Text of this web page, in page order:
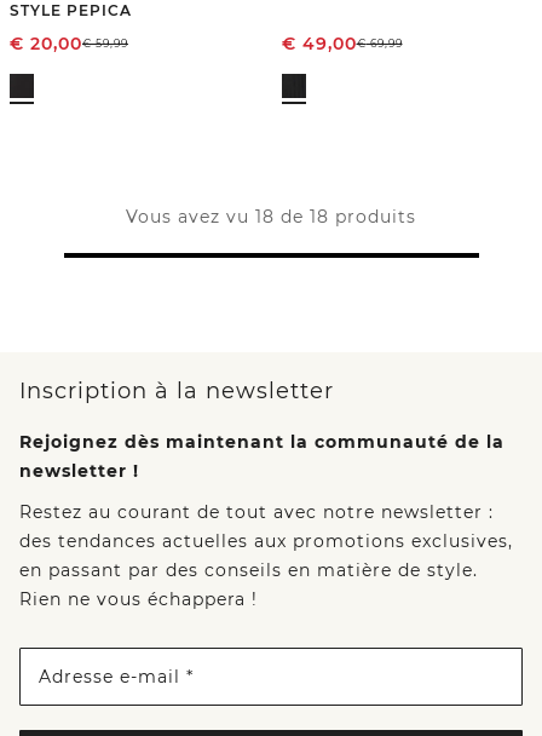
STYLE PEPICA
€ 20,00€59,99 € 49,00€69,99
Vous avez vu 18 de 18 produits
Inscription à la newsletter
Rejoignez dès maintenant la communauté de la
newsletter !
Restez au courant de tout avec notre newsletter :
des tendances actuelles aux promotions exclusives,
en passant par des conseils en matière de style.
Rien ne vous échappera !
Adresse e-mail *